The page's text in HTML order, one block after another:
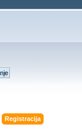
Registracija